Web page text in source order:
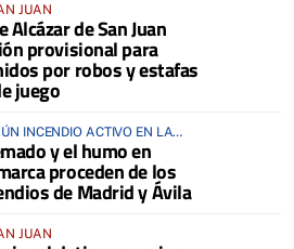
JUAN
Alcázar de San Juan
provisional para
por robos y estafas
juego
INCENDIO ACTIVO EN LA
y el humo en
proceden de los
de Madrid y Ávila
JUAN